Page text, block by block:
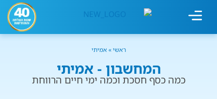
ראשי» אמיתי
המחשבון - אמיתי
כמה כסף חסכת וכמה ימי חיים הרווחת